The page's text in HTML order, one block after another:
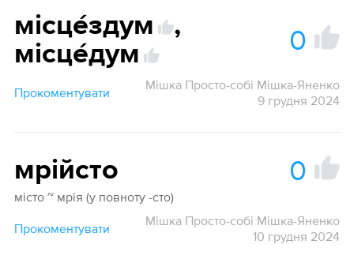
місце́здум
,
місце́дум
0
Прокоментувати
Мішка Просто-собі Мішка-Яненко
9 грудня 2024
мрійсто 0
місто ~ мрія (у повноту -сто)
Прокоментувати
Мішка Просто-собі Мішка-Яненко
10 грудня 2024